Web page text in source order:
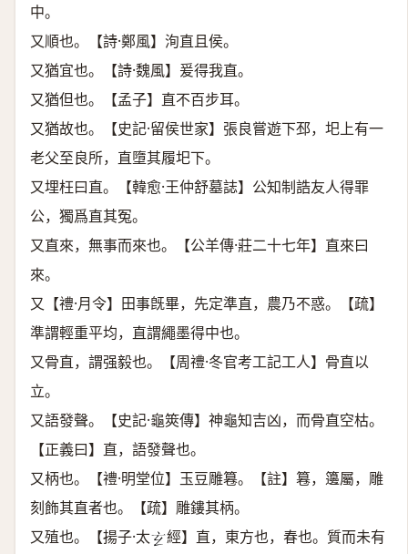
中。
又順也。【詩·鄭風】洵直且侯。
又猶宜也。【詩·魏風】爰得我直。
又猶但也。【孟子】直不百步耳。
又猶故也。【史記·留侯世家】張良嘗遊下邳，圯上有一
老父至良所，直墮其履圯下。
又埋枉曰直。【韓愈·王仲舒墓誌】公知制誥友人得罪
公，獨爲直其冤。
又直來，無事而來也。【公羊傳·莊二十七年】直來曰
來。
又【禮·月令】田事旣畢，先定準直，農乃不惑。【疏】
準謂輕重平均，直謂繩墨得中也。
又骨直，謂强毅也。【周禮·冬官考工記工人】骨直以
立。
又語發聲。【史記·龜筴傳】神龜知吉凶，而骨直空枯。
【正義曰】直，語發聲也。
又柄也。【禮·明堂位】玉豆雕篹。【註】篹，籩屬，雕
刻飾其直者也。【疏】雕鏤其柄。
又殖也。【揚子·太𤣥 經】直，東方也，春也。質而未有